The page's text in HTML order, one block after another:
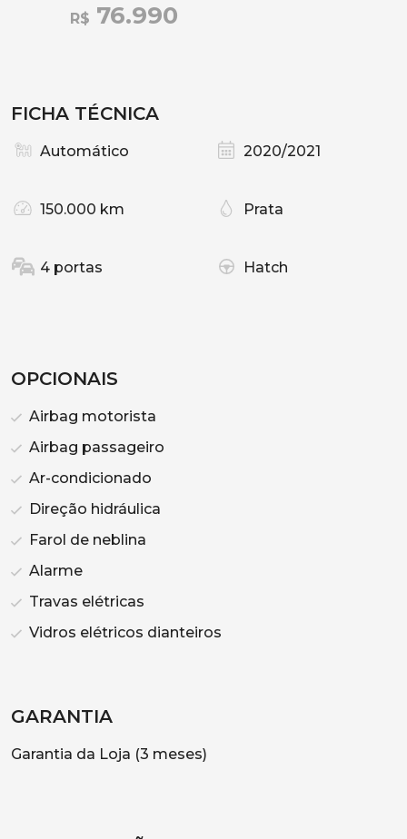
R$ 76.990
FICHA TÉCNICA
Automático 2020/2021
150.000 km Prata
4 portas Hatch
OPCIONAIS
Airbag motorista
Airbag passageiro
Ar-condicionado
Direção hidráulica
Farol de neblina
Alarme
Travas elétricas
Vidros elétricos dianteiros
GARANTIA
Garantia da Loja (3 meses)